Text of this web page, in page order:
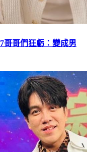
哥們狂虧：變成男